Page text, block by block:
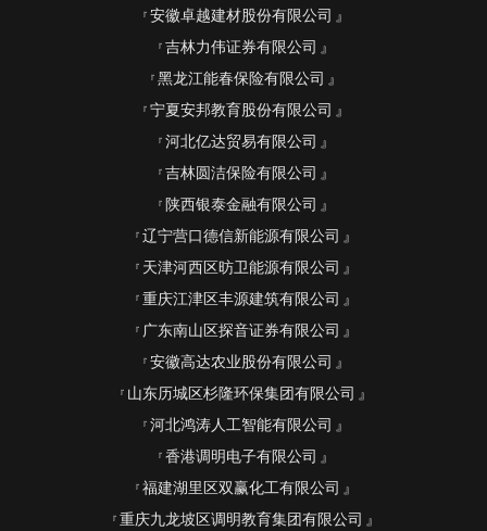
安徽卓越建材股份有限公司
吉林力伟证券有限公司
黑龙江能春保险有限公司
宁夏安邦教育股份有限公司
河北亿达贸易有限公司
吉林圆洁保险有限公司
陕西银泰金融有限公司
辽宁营口德信新能源有限公司
天津河西区昉卫能源有限公司
重庆江津区丰源建筑有限公司
广东南山区探音证券有限公司
安徽高达农业股份有限公司
山东历城区杉隆环保集团有限公司
河北鸿涛人工智能有限公司
香港调明电子有限公司
福建湖里区双赢化工有限公司
重庆九龙坡区调明教育集团有限公司